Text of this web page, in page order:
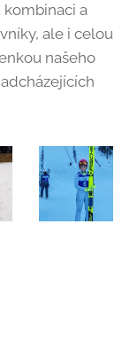
kombinaci a
ale i celou
našeho